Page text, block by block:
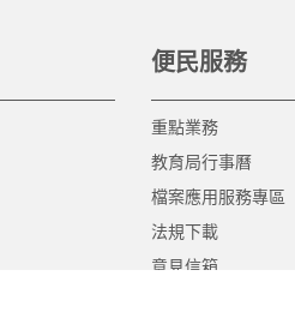
便民服務
重點業務
教育局行事曆
檔案應用服務專區
法規下載
意見信箱